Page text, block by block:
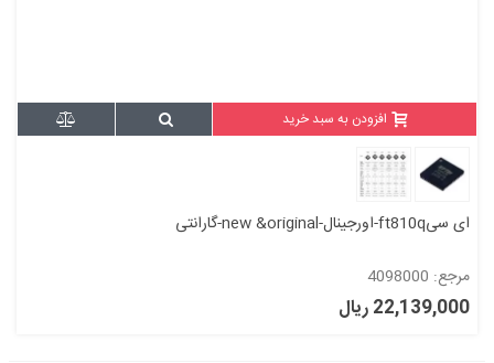
افزودن به سبد خرید
ای سیft810q-اورجینال-new &original-گارانتی
مرجع: 4098000
22,139,000 ریال